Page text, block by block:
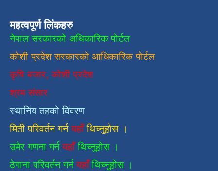
महत्वपूर्ण लिंकहरु
नेपाल सरकारको अधिकारिक पोर्टल
कोशी प्रदेश सरकारको आधिकारिकपाेर्टल
कृषि बजार, कोशी प्रदेश
श्रम संसार
स्थानिय तहको विवरण
मिती परिवर्तन गर्न यहाँ थिच्नुहोस ।
उमेर गणना गर्नयहाँथिच्नुहोस ।
ठेगाना परिवर्तन गर्नयहाँ थिच्नुहोस ।